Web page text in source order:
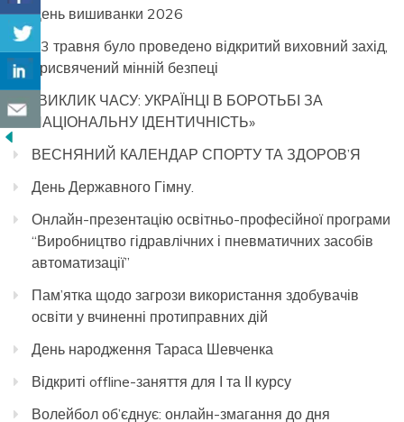
День вишиванки 2026
13 травня було проведено відкритий виховний захід,
присвячений мінній безпеці
«ВИКЛИК ЧАСУ: УКРАЇНЦІ В БОРОТЬБІ ЗА
НАЦІОНАЛЬНУ ІДЕНТИЧНІСТЬ»
ВЕСНЯНИЙ КАЛЕНДАР СПОРТУ ТА ЗДОРОВ’Я
День Державного Гімну.
Онлайн-презентацію освітньо-професійної програми
“Виробництво гідравлічних і пневматичних засобів
автоматизації”
Пам’ятка щодо загрози використання здобувачів
освіти у вчиненні протиправних дій
День народження Тараса Шевченка
Відкриті offline-заняття для І та ІІ курсу
Волейбол об’єднує: онлайн-змагання до дня